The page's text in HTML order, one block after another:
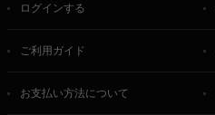
ログインする
ご利用ガイド
お支払い方法について